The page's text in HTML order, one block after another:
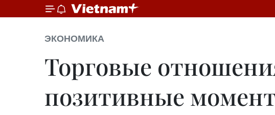
ЭКОНОМИКА
Торговые
позитивные